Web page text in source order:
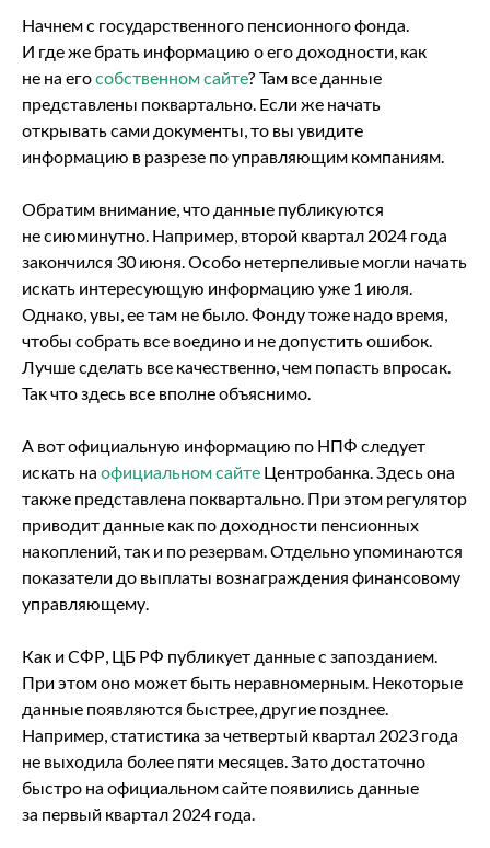
Начнем с государственного пенсионного фонда.
И где же брать информацию о его доходности, как
не на егособственном сайте? Там все данные
представлены поквартально. Если же начать
открывать сами документы, то вы увидите
информацию в разрезе по управляющим компаниям.
Обратим внимание, что данные публикуются
не сиюминутно. Например, второй квартал 2024 года
закончился 30 июня. Особо нетерпеливые могли начать
искать интересующую информацию уже 1 июля.
Однако, увы, ее там не было. Фонду тоже надо время,
чтобы собрать все воедино и не допустить ошибок.
Лучше сделать все качественно, чем попасть впросак.
Так что здесь все вполне объяснимо.
А вот официальную информацию по НПФ следует
искать на официальном сайте Центробанка. Здесь она
также представлена поквартально. При этом регулятор
приводит данные как по доходности пенсионных
накоплений, так и по резервам. Отдельно упоминаются
показатели до выплаты вознаграждения финансовому
управляющему.
Как и СФР, ЦБ РФ публикует данные с запозданием.
При этом оно может быть неравномерным. Некоторые
данные появляются быстрее, другие позднее.
Например, статистика за четвертый квартал 2023 года
не выходила более пяти месяцев. Зато достаточно
быстро на официальном сайте появились данные
за первый квартал 2024 года.